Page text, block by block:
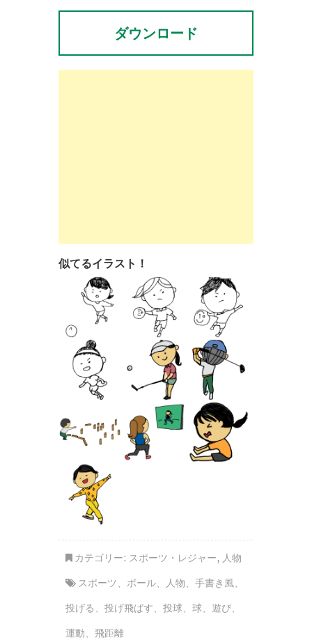
ダウンロード
似てるイラスト！
カテゴリー: スポーツ・レジャー, 人物
スポーツ、 ボール、 人物、 手書き風、
投げる 、 投げ飛ばす、 投球、 球、 遊び、
運動、 飛距離